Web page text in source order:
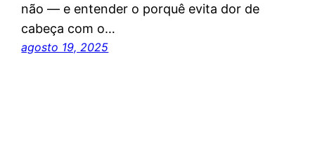
não — e entender o porquê evita dor de
cabeça com o…
agosto 19, 2025